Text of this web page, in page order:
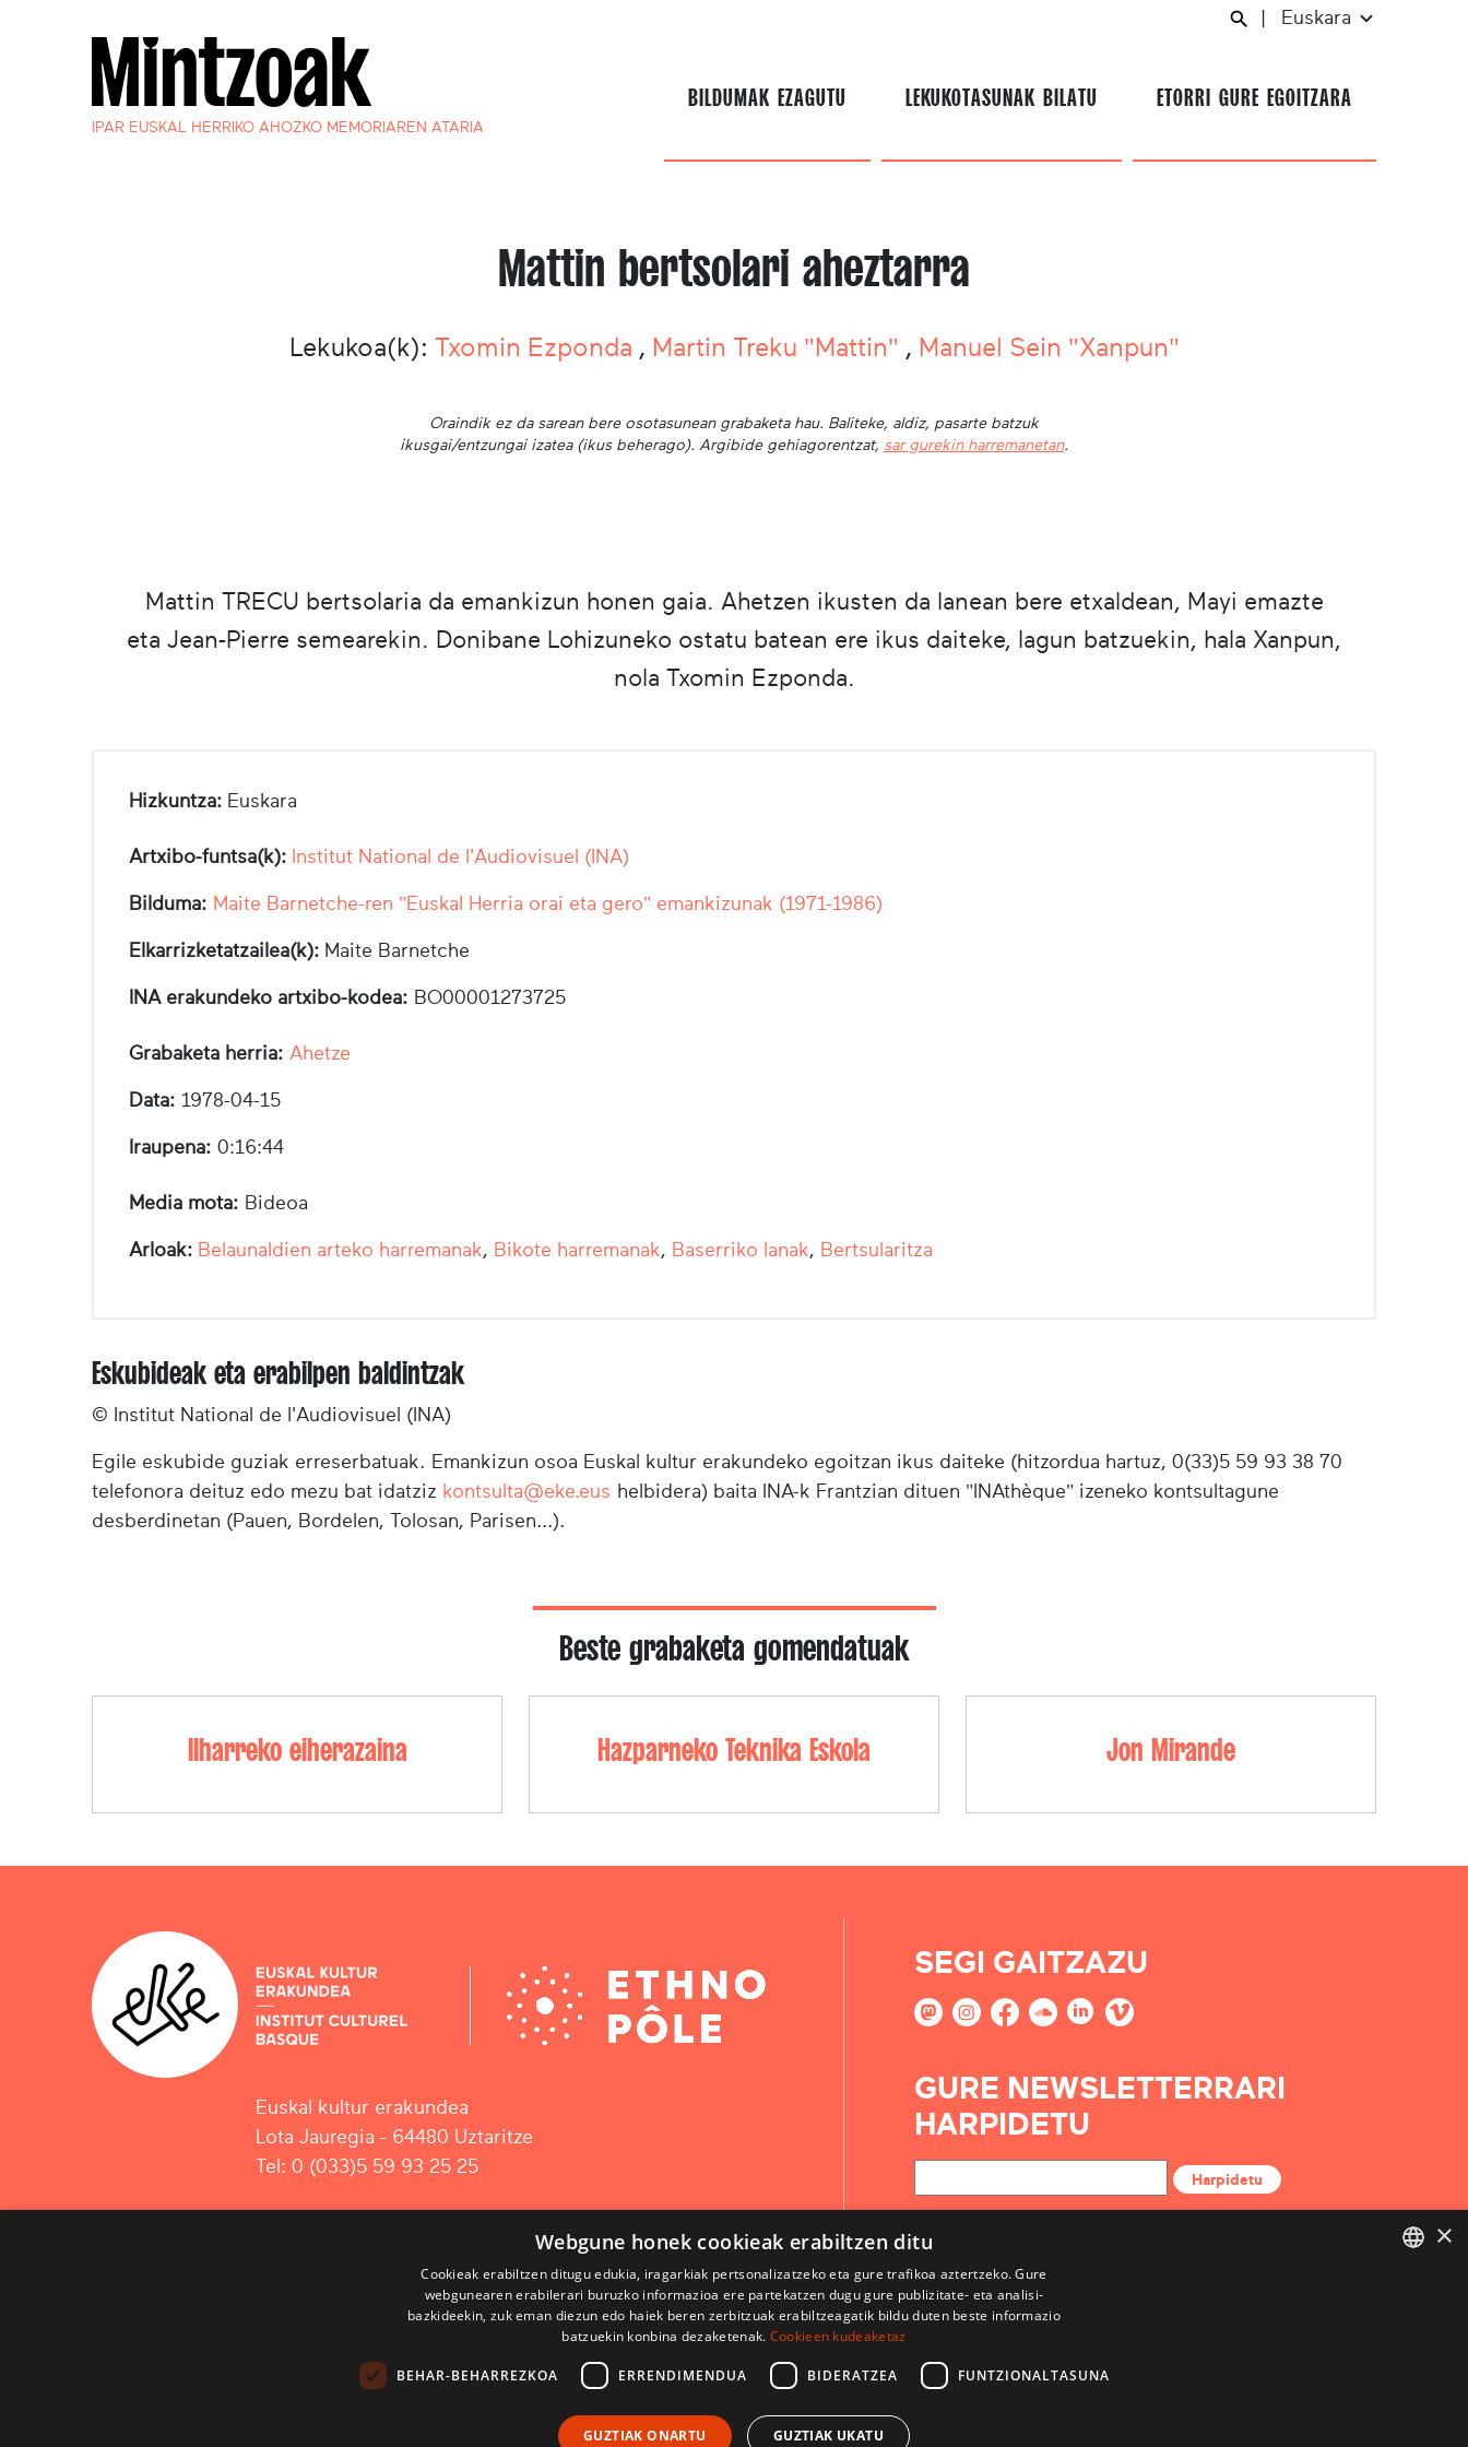
IPAR EUSKAL HERRIKO AHOZKO MEMORIAREN ATARIA
Euskara
BILDUMAK EZAGUTU LEKUKOTASUNAK BILATU ETORRI GURE EGOITZARA
Mattin bertsolari aheztarra
Lekukoa(k): Txomin Ezponda , Martin Treku "Mattin" , Manuel Sein "Xanpun"
Oraindik ez da sarean bere osotasunean grabaketa hau. Baliteke, aldiz, pasarte batzuk
ikusgai/entzungai izatea (ikus beherago). Argibide gehiagorentzat, sar gurekin harremanetan.
Mattin TRECU bertsolaria da emankizun honen gaia. Ahetzen ikusten da lanean bere etxaldean, Mayi emazte
eta Jean-Pierre semearekin. Donibane Lohizuneko ostatu batean ere ikus daiteke, lagun batzuekin, hala Xanpun,
nola Txomin Ezponda.
Hizkuntza: Euskara
Artxibo-funtsa(k): Institut National de l'Audiovisuel (INA)
Bilduma: Maite Barnetche-ren "Euskal Herria orai eta gero" emankizunak (1971-1986)
Elkarrizketatzailea(k): Maite Barnetche
INA erakundeko artxibo-kodea: BO00001273725
Grabaketa herria: Ahetze
Data: 1978-04-15
Iraupena: 0:16:44
Media mota: Bideoa
Arloak: Belaunaldien arteko harremanak, Bikote harremanak, Baserriko lanak, Bertsularitza
Eskubideak eta erabilpen baldintzak
© Institut National de l'Audiovisuel (INA)
Egile eskubide guziak erreserbatuak. Emankizun osoa Euskal kultur erakundeko egoitzan ikus daiteke (hitzordua hartuz, 0(33)5 59 93 38 70
telefonora deituz edo mezu bat idatziz kontsulta@eke.eus helbidera) baita INA-k Frantzian dituen "INAthèque" izeneko kontsultagune
desberdinetan (Pauen, Bordelen, Tolosan, Parisen...).
Beste grabaketa gomendatuak
Ilharreko eiherazaina Hazparneko Teknika Eskola Jon Mirande
Euskal kultur erakundea
Lota Jauregia - 64480 Uztaritze
Tel: 0 (033)5 59 93 25 25
SEGI GAITZAZU
GURE NEWSLETTERRARI
HARPIDETU
Harpidetu
KONTAKTUA
×
Webgune honek cookieak erabiltzen ditu
Cookieak erabiltzen ditugu edukia, iragarkiak pertsonalizatzeko eta gure trafikoa aztertzeko. Gure
webgunearen erabilerari buruzko informazioa ere partekatzen dugu gure publizitate- eta analisi-
bazkideekin, zuk eman diezun edo haiek beren zerbitzuak erabiltzeagatik bildu duten beste informazio
batzuekin konbina dezaketenak. Cookieen kudeaketaz
BEHAR-BEHARREZKOA ERRENDIMENDUA BIDERATZEA FUNTZIONALTASUNA
GUZTIAK ONARTU GUZTIAK UKATU